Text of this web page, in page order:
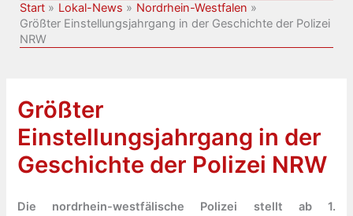
Start Lokal-News
Nordrhein-Westfalen
Größter Einstellungsjahrgang in der Geschichte der Polizei
NRW
Größter
Einstellungsjahrgang in der
Geschichte der Polizei NRW
Die nordrhein-westfälische Polizei stellt ab 1.